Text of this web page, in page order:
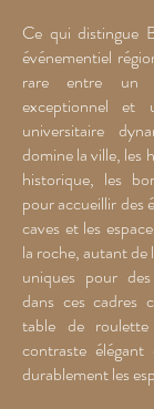
Ce qui distingue
événementiel
rare entre un
exceptionnel et
universitaire
domine la ville, les
historique, les
pour accueillir des
caves et les
la roche, autant
uniques pour
dans ces cadres
table de roulette
contraste
durablement les